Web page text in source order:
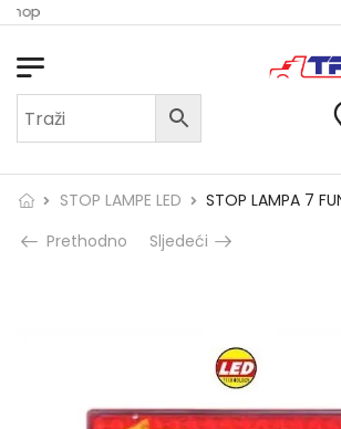
STOP LAMPE LED
STOP LAMPA 7
Prethodno
Sljedeći